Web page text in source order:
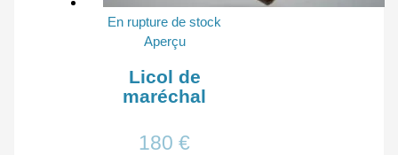
En rupture de stock
Aperçu
Licol de
maréchal
180€